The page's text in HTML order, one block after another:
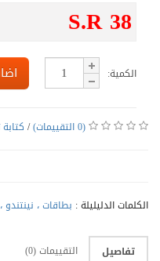
S.R 38
الكمية:
(0 التقييمات) /
الكلمات الدليليلة : بطاقات ، نينتندو
تفاصيل التقييمات (0)